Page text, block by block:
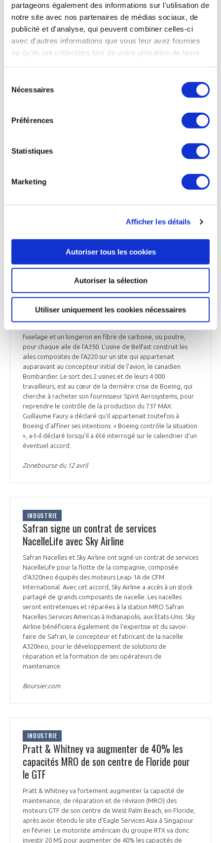
partageons également des informations sur l'utilisation de
notre site avec nos partenaires de médias sociaux, de
publicité et d'analyse, qui peuvent combiner celles-ci
avec d'autres informations que vous leur avez fournies
ou qu'ils ont collectées lors de votre utilisation de leurs
Nécessaires
Préférences
Statistiques
Marketing
Afficher les détails
Autoriser tous les cookies
Autoriser la sélection
Utiliser uniquement les cookies nécessaires
L’autre projet de munitions téléopérées françaises, Larinae,
est moins avancé. Un démonstrateur est attendu après l’été
2024 et 2 versions de ce drone d’une portée de 50 km, sont
aussi étudiées. MDBA, Eos, Thales ou Novadem sont aussi
impliqués dans les projets de MTO.
La reprise de 2 usines de Spirit Aerosystems
n'était « pas improbable » que le constructeur prenne le
contrôle de 2 usines américaines et britanniques gérées par
du groupe. « Nous fabriquons nos ailes, nous pourrions donc
être un propriétaire tout à fait légitime des activités à
pourrions donc être un propriétaire très légitime de l'usine
de Kinston », a-t-il ajouté. L'usine de composites de Kinston,
fuselage et un longeron en fibre de carbone, ou poutre,
pour chaque aile de l’A350. L’usine de Belfast construit les
ailes composites de l'A220 sur un site qui appartenait
auparavant au concepteur initial de l'avion, le canadien
Bombardier. Le sort des 2 usines et de leurs 4 000
travailleurs, est au cœur de la dernière crise de Boeing, qui
cherche à racheter son fournisseur Spirit Aerosystems, pour
reprendre le contrôle de la production du 737 MAX.
Guillaume Faury a déclaré qu'il appartenait toutefois à
Boeing d'affiner ses intentions. « Boeing contrôle la situation
», a-t-il déclaré lorsqu'il a été interrogé sur le calendrier d'un
éventuel accord.
Zonebourse du 12 avril
INDUSTRIE
Safran signe un contrat de services
NacelleLife avec Sky Airline
Safran Nacelles et Sky Airline ont signé un contrat de services
NacelleLife pour la flotte de la compagnie, composée
d'A320neo équipés des moteurs Leap-1A de CFM
International. Avec cet accord, Sky Airline a accès à un stock
partagé de grands composants de nacelle. Les nacelles
seront entretenues et réparées à la station MRO Safran
Nacelles Services Americas à Indianapolis, aux Etats-Unis. Sky
Airline bénéficiera également de l'expertise et du savoir-
faire de Safran, le concepteur et fabricant de la nacelle
A320neo, pour le développement de solutions de
réparation et la formation de ses opérateurs de
maintenance.
Boursier.com
INDUSTRIE
Pratt & Whitney va augmenter de 40% les
capacités MRO de son centre de Floride pour
le GTF
Pratt & Whitney va fortement augmenter la capacité de
maintenance, de réparation et de révision (MRO) des
moteurs GTF de son centre de West Palm Beach, en Floride,
après avoir étendu le site d'Eagle Services Asia à Singapour
en février. Le motoriste américain du groupe RTX va donc
investir 20 M$ pour augmenter de 40% les capacités de